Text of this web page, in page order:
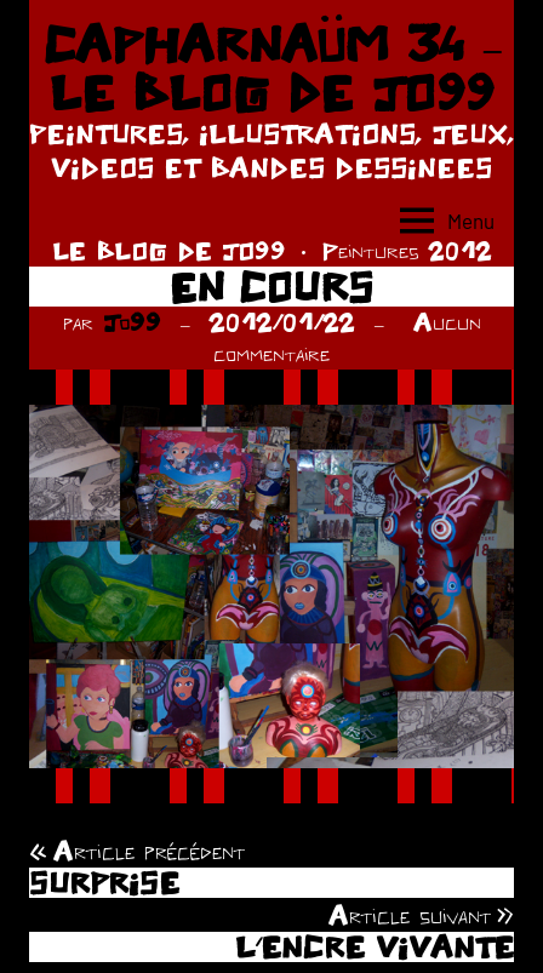
Aller
contenu
CAPHARNAÜM 34 –
LE BLOG DE JO99
PEINTURES, ILLUSTRATIONS, JEUX,
VIDEOS ET BANDES DESSINEES
Menu
LE BLOG DE JO99 Peintures 2012
EN COURS
par Jo99 2012/01/22
Aucun
commentaire
Navigation
de
l’article
Article précédent
SURPRISE
Article suivant
L’ENCRE VIVANTE